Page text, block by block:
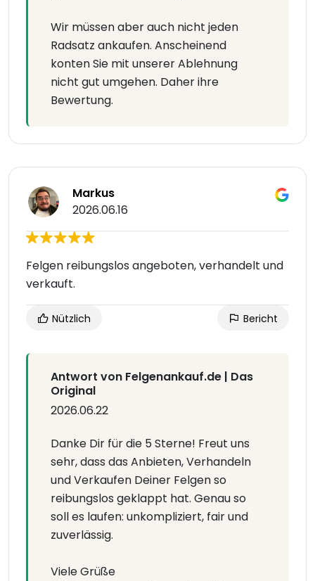
Wir müssen aber auch nicht jeden
Radsatz ankaufen. Anscheinend
konten Sie mit unserer Ablehnung
nicht gut umgehen. Daher ihre
Bewertung.
Markus
2026.06.16
Felgen reibungslos angeboten, verhandelt und
verkauft.
Nützlich Bericht
Antwort von Felgenankauf.de | Das
Original
2026.06.22
Danke Dir für die 5 Sterne! Freut uns
sehr, dass das Anbieten, Verhandeln
und Verkaufen Deiner Felgen so
reibungslos geklappt hat. Genau so
soll es laufen: unkompliziert, fair und
zuverlässig.
Viele Grüße